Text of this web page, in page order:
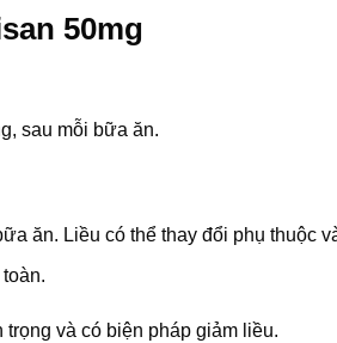
50mg
sau mỗi bữa ăn.
ăn. Liều có thể thay đổi phụ thuộc
và có biện pháp giảm liều.